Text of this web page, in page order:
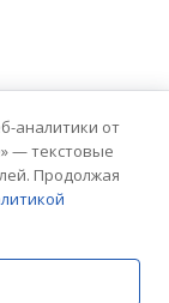
аналитики от
— текстовые
Продолжая